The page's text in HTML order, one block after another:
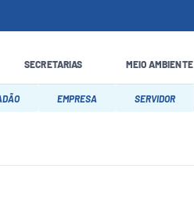
SECRETARIAS MEIO AMBIENTE
EMPRESA SERVIDOR